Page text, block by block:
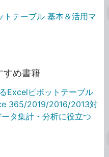
トテーブル 基本＆活用マ
すめ書籍
Excelピボットテーブル
365/2019/2016/2013対
タ集計・分析に役立つ